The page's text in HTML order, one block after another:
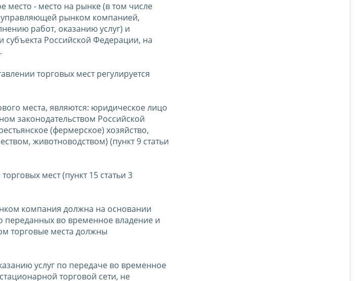
место - место на рынке (в том числе
управляющей рынком компанией,
работ, оказанию услуг) и
Российской Федерации, на
торговых мест регулируется
места, являются: юридическое лицо
законодательством Российской
(фермерское) хозяйство,
животноводством) (пункт 9 статьи
мест (пункт 15 статьи 3
компания должна на основании
переданных во временное владение и
торговые места должны
услуг по передаче во временное
торговой сети, не